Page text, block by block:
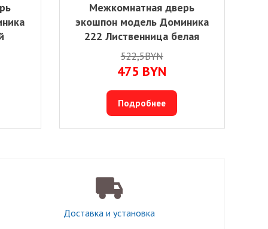
Межкомнатная дверь
экошпон модель Доминика
222 Лиственница белая
522,5BYN
475 BYN
Подробнее
Доставка и установка